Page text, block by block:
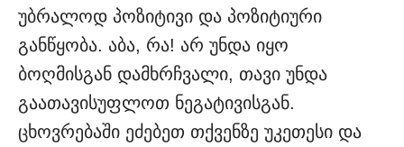
უბრალოდ პოზიტივი და პოზიტიური
განწყობა. აბა, რა! არ უნდა იყო
ბოღმისგან დამხრჩვალი, თავი უნდა
გაათავისუფლოთ ნეგატივისგან.
ცხოვრებაში ეძებეთ თქვენზე უკეთესი და